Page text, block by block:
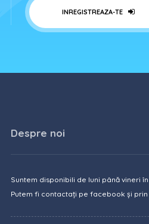
INREGISTREAZA-TE
Despre noi
Suntem disponibili de luni până vineri
Putem fi contactați pe facebook și prin